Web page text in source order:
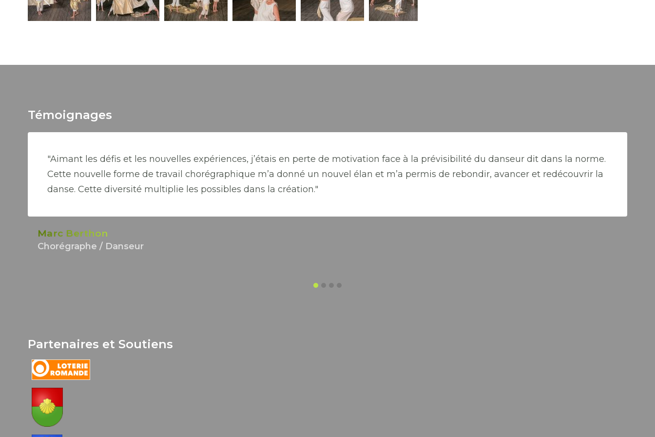
Témoignages
"Aimant les défis et les nouvelles expériences, j’étais en perte de motivation face à la prévisibilité du danseur dit dans la norme.
Cette nouvelle forme de travail chorégraphique m’a donné un nouvel élan et m’a permis de rebondir, avancer et redécouvrir la
danse. Cette diversité multiplie les possibles dans la création."
Marc Berthon
Chorégraphe / Danseur
Partenaires et Soutiens